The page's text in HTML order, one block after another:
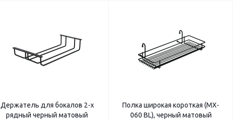
Держатель для бокалов 2-х
рядный черный матовый
Полка широкая короткая (MX-
060 BL), черный матовый